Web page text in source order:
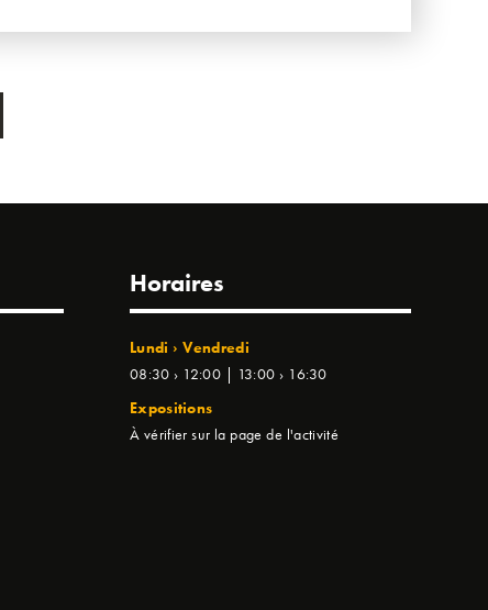
Horaires
Lundi › Vendredi
08:30 › 12:00 | 13:00 › 16:30
Expositions
À vérifier sur la page de l'activité